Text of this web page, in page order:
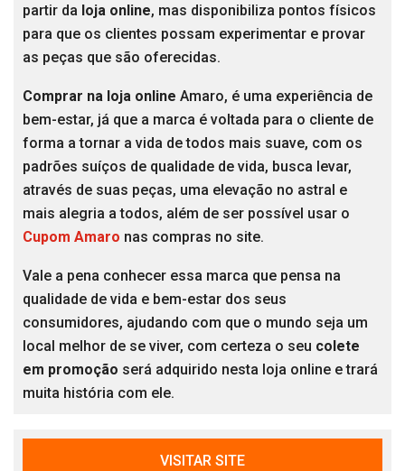
partir da loja online, mas disponibiliza pontos físicos
para que os clientes possam experimentar e provar
as peças que são oferecidas.
Comprar na loja online Amaro, é uma experiência de
bem-estar, já que a marca é voltada para o cliente de
forma a tornar a vida de todos mais suave, com os
padrões suíços de qualidade de vida, busca levar,
através de suas peças, uma elevação no astral e
mais alegria a todos, além de ser possível usar o
Cupom Amaro nas compras no site.
Vale a pena conhecer essa marca que pensa na
qualidade de vida e bem-estar dos seus
consumidores, ajudando com que o mundo seja um
local melhor de se viver, com certeza o seu colete
em promoção será adquirido nesta loja online e trará
muita história com ele.
VISITAR SITE